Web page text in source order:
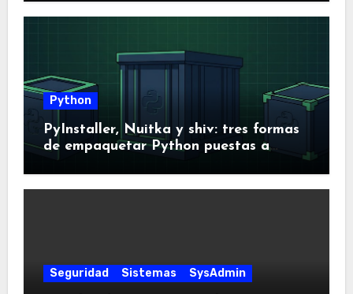
Python
PyInstaller, Nuitka y shiv: tres formas
de empaquetar Python puestas a
prueba
Seguridad Sistemas SysAdmin